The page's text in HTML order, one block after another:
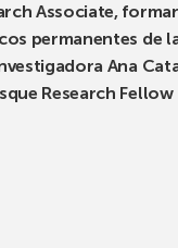
Associate,
permanentes de
Ana
Research Fellow